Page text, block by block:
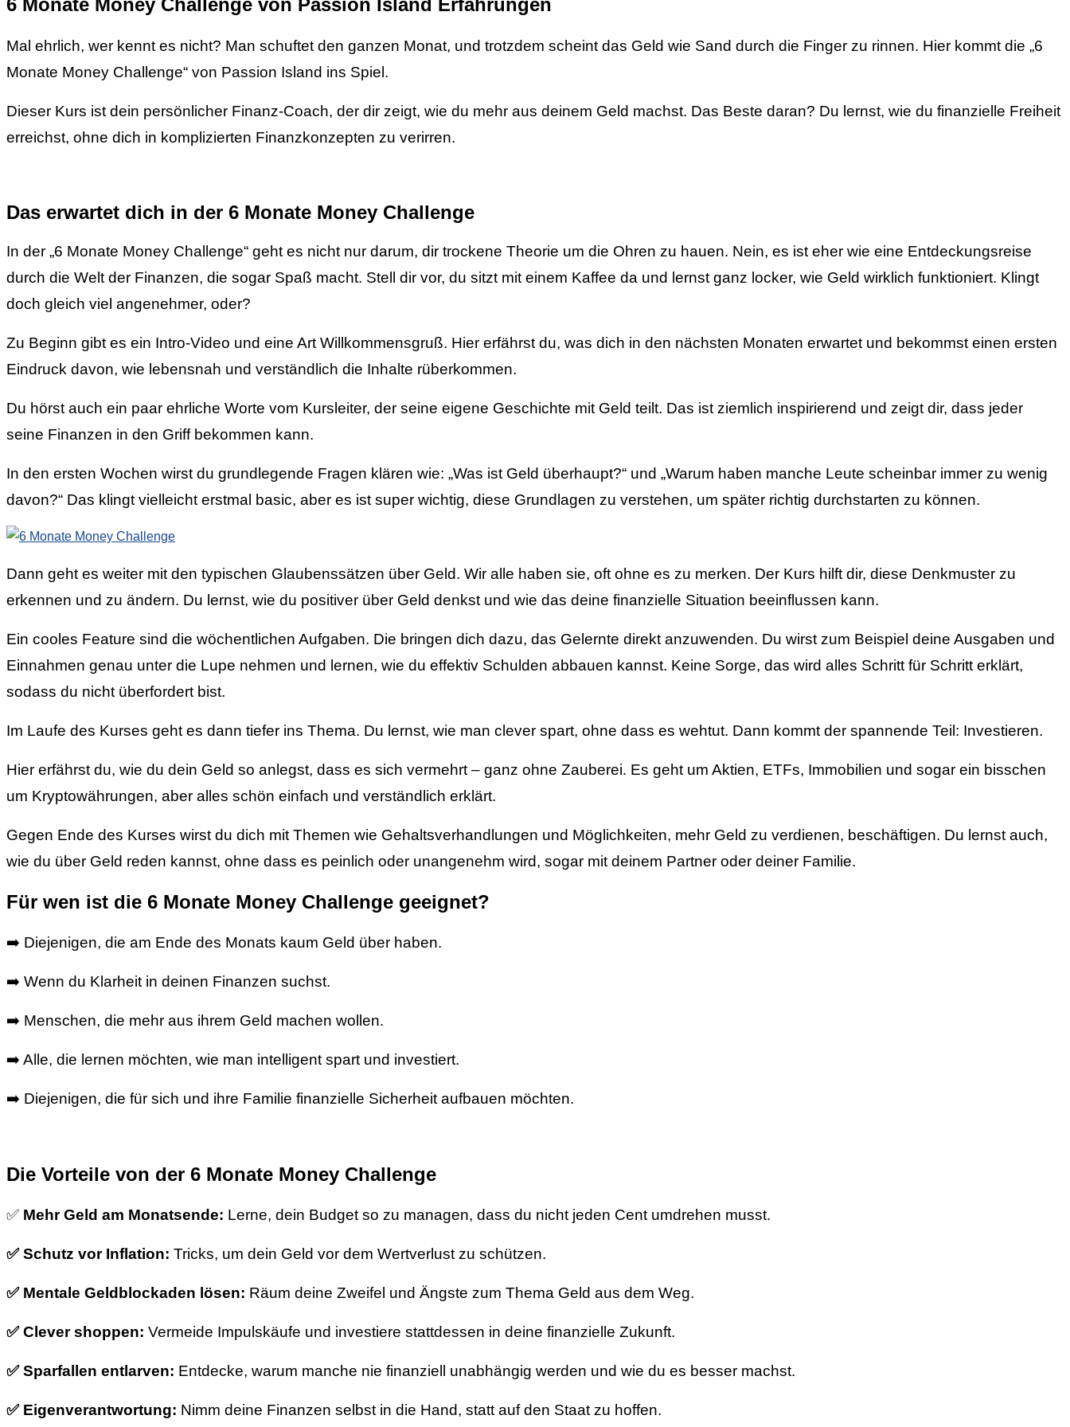
6 Monate Money Challenge von Passion Island Erfahrungen
Mal ehrlich, wer kennt es nicht? Man schuftet den ganzen Monat, und trotzdem scheint das Geld wie Sand durch die Finger zu rinnen. Hier kommt die „6
Monate Money Challenge“ von Passion Island ins Spiel.
Dieser Kurs ist dein persönlicher Finanz-Coach, der dir zeigt, wie du mehr aus deinem Geld machst. Das Beste daran? Du lernst, wie du finanzielle Freiheit
erreichst, ohne dich in komplizierten Finanzkonzepten zu verirren.
Das erwartet dich in der 6 Monate Money Challenge
In der „6 Monate Money Challenge“ geht es nicht nur darum, dir trockene Theorie um die Ohren zu hauen. Nein, es ist eher wie eine Entdeckungsreise
durch die Welt der Finanzen, die sogar Spaß macht. Stell dir vor, du sitzt mit einem Kaffee da und lernst ganz locker, wie Geld wirklich funktioniert. Klingt
doch gleich viel angenehmer, oder?
Zu Beginn gibt es ein Intro-Video und eine Art Willkommensgruß. Hier erfährst du, was dich in den nächsten Monaten erwartet und bekommst einen ersten
Eindruck davon, wie lebensnah und verständlich die Inhalte rüberkommen.
Du hörst auch ein paar ehrliche Worte vom Kursleiter, der seine eigene Geschichte mit Geld teilt. Das ist ziemlich inspirierend und zeigt dir, dass jeder
seine Finanzen in den Griff bekommen kann.
In den ersten Wochen wirst du grundlegende Fragen klären wie: „Was ist Geld überhaupt?“ und „Warum haben manche Leute scheinbar immer zu wenig
davon?“ Das klingt vielleicht erstmal basic, aber es ist super wichtig, diese Grundlagen zu verstehen, um später richtig durchstarten zu können.
Dann geht es weiter mit den typischen Glaubenssätzen über Geld. Wir alle haben sie, oft ohne es zu merken. Der Kurs hilft dir, diese Denkmuster zu
erkennen und zu ändern. Du lernst, wie du positiver über Geld denkst und wie das deine finanzielle Situation beeinflussen kann.
Ein cooles Feature sind die wöchentlichen Aufgaben. Die bringen dich dazu, das Gelernte direkt anzuwenden. Du wirst zum Beispiel deine Ausgaben und
Einnahmen genau unter die Lupe nehmen und lernen, wie du effektiv Schulden abbauen kannst. Keine Sorge, das wird alles Schritt für Schritt erklärt,
sodass du nicht überfordert bist.
Im Laufe des Kurses geht es dann tiefer ins Thema. Du lernst, wie man clever spart, ohne dass es wehtut. Dann kommt der spannende Teil: Investieren.
Hier erfährst du, wie du dein Geld so anlegst, dass es sich vermehrt – ganz ohne Zauberei. Es geht um Aktien, ETFs, Immobilien und sogar ein bisschen
um Kryptowährungen, aber alles schön einfach und verständlich erklärt.
Gegen Ende des Kurses wirst du dich mit Themen wie Gehaltsverhandlungen und Möglichkeiten, mehr Geld zu verdienen, beschäftigen. Du lernst auch,
wie du über Geld reden kannst, ohne dass es peinlich oder unangenehm wird, sogar mit deinem Partner oder deiner Familie.
Für wen ist die 6 Monate Money Challenge geeignet?
➡️ Diejenigen, die am Ende des Monats kaum Geld über haben.
➡️ Wenn du Klarheit in deinen Finanzen suchst.
➡️ Menschen, die mehr aus ihrem Geld machen wollen.
➡️ Alle, die lernen möchten, wie man intelligent spart und investiert.
➡️ Diejenigen, die für sich und ihre Familie finanzielle Sicherheit aufbauen möchten.
Die Vorteile von der 6 Monate Money Challenge
✅ Mehr Geld am Monatsende: Lerne, dein Budget so zu managen, dass du nicht jeden Cent umdrehen musst.
✅ Schutz vor Inflation: Tricks, um dein Geld vor dem Wertverlust zu schützen.
✅ Mentale Geldblockaden lösen: Räum deine Zweifel und Ängste zum Thema Geld aus dem Weg.
✅ Clever shoppen: Vermeide Impulskäufe und investiere stattdessen in deine finanzielle Zukunft.
✅ Sparfallen entlarven: Entdecke, warum manche nie finanziell unabhängig werden und wie du es besser machst.
✅ Eigenverantwortung: Nimm deine Finanzen selbst in die Hand, statt auf den Staat zu hoffen.